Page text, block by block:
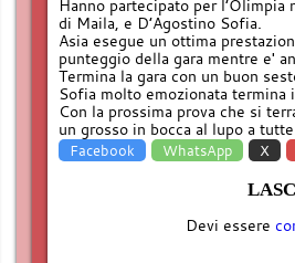
Hanno partecipato per
di Maila, e D’Agostino Sofia.
Asia esegue un ottima
punteggio della gara mentre e'
Termina la gara con un buon
Sofia molto emozionata termina
Con la prossima prova che si
un grosso in bocca al lupo a
Facebook WhatsApp X
Devi essere